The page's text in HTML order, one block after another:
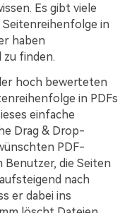
Es gibt viele
in
haben
zu finden.
hoch bewerteten
in PDFs
einfache
Drag & Drop-
PDF-
Benutzer, die Seiten
nach
er dabei ins